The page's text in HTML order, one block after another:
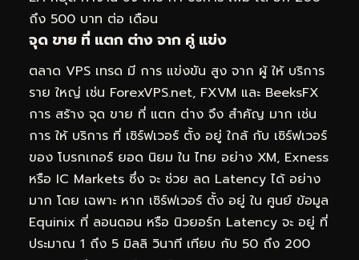
ถึง 500 บาท ต่อ เดือน
จุด ขาย ที่ แตก ต่าง จาก คู่ แข่ง
ตลาด VPS เทรด มี การ แข่งขัน สูง จาก ผู้ ให้ บริการ
ราย ใหญ่ เช่น ForexVPS.net, FXVM และ BeeksFX
การ สร้าง จุด ขาย ที่ แตก ต่าง จึง สำคัญ มาก เช่น
การ ให้ บริการ ที่ เซิร์ฟเวอร์ ตั้ง อยู่ ใกล้ กับ เซิร์ฟเวอร์
ของ โบรกเกอร์ ยอด นิยม ใน ไทย อย่าง XM, Exness
หรือ IC Markets ซึ่ง จะ ช่วย ลด Latency ได้ อย่าง
มาก โดย เฉพาะ หาก เซิร์ฟเวอร์ ตั้ง อยู่ ใน ศูนย์ ข้อมูล
Equinix ที่ ลอนดอน หรือ นิวยอร์ก Latency จะ อยู่ ที่
ประมาณ 1 ถึง 5 มิลลิ วินาที เทียบ กับ 50 ถึง 200